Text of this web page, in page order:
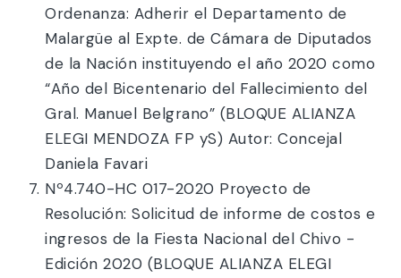
Ordenanza: Adherir el Departamento de
Malargüe al Expte. de Cámara de Diputados
de la Nación instituyendo el año 2020 como
“Año del Bicentenario del Fallecimiento del
Gral. Manuel Belgrano” (BLOQUE ALIANZA
ELEGI MENDOZA FP yS) Autor: Concejal
Daniela Favari
Nº4.740-HC 017-2020 Proyecto de
Resolución: Solicitud de informe de costos e
ingresos de la Fiesta Nacional del Chivo -
Edición 2020 (BLOQUE ALIANZA ELEGI